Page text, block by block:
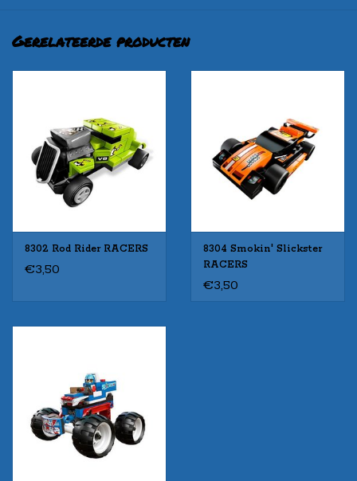
Gerelateerde producten
8302 Rod Rider RACERS
€3,50
8304 Smokin' Slickster
RACERS
€3,50